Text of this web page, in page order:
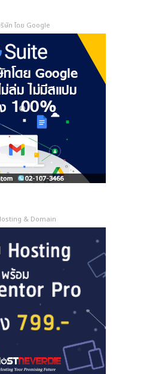
ษัท โดย Google
& Domain